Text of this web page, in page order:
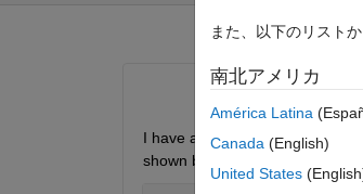
I have almost 1400 videos,
shown below ... I want to
また、以下のリスト
南北アメリカ
América Latina
Canada (English)
United States